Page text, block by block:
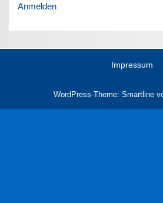
Anmelden
Impressum
WordPress-Theme: Smartline